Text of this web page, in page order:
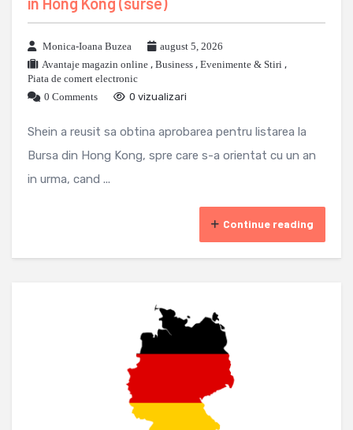
Monica-Ioana Buzea
august 5, 2026
Avantaje magazin online , Business , Evenimente & Stiri ,
Piata de comert electronic
0 Comments
0 vizualizari
Shein a reusit sa obtina aprobarea pentru listarea la
Bursa din Hong Kong, spre care s-a orientat cu un an
in urma, cand ...
Continue reading